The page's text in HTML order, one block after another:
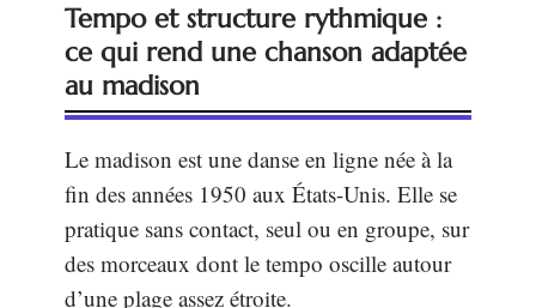
Tempo et structure rythmique :
ce qui rend une chanson adaptée
au madison
Le madison est une danse en ligne née à la
fin des années 1950 aux États-Unis. Elle se
pratique sans contact, seul ou en groupe, sur
des morceaux dont le tempo oscille autour
d’une plage assez étroite.